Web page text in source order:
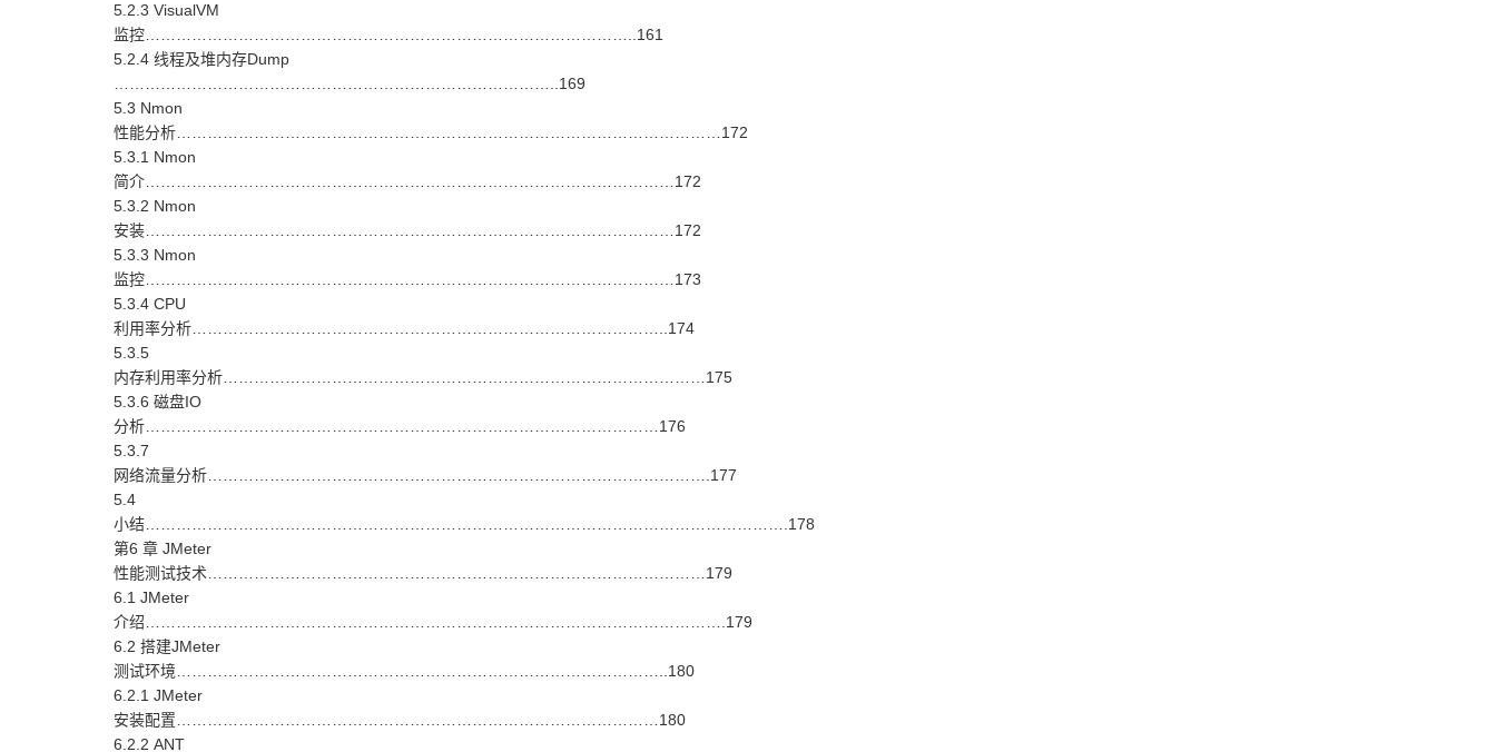
5.2.3 VisualVM
监控…………………………………………………………………………………..161
5.2.4 线程及堆内存Dump
…………………………………………………………………………..169
5.3 Nmon
性能分析……………………………………………………………………………………………172
5.3.1 Nmon
简介…………………………………………………………………………………………172
5.3.2 Nmon
安装…………………………………………………………………………………………172
5.3.3 Nmon
监控…………………………………………………………………………………………173
5.3.4 CPU
利用率分析………………………………………………………………………………..174
5.3.5
内存利用率分析…………………………………………………………………………………175
5.3.6 磁盘IO
分析………………………………………………………………………………………176
5.3.7
网络流量分析…………………………………………………………………………………….177
5.4
小结…………………………………………………………………………………………………………….178
第6 章 JMeter
性能测试技术……………………………………………………………………………………179
6.1 JMeter
介绍………………………………………………………………………………………………….179
6.2 搭建JMeter
测试环境…………………………………………………………………………………..180
6.2.1 JMeter
安装配置…………………………………………………………………………………180
6.2.2 ANT